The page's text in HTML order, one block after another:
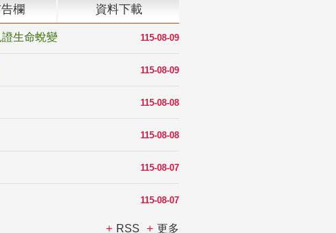
欄 資料下載
115-08-09
生命蛻變
115-08-09
115-08-08
115-08-08
115-08-07
115-08-07
RSS 更多